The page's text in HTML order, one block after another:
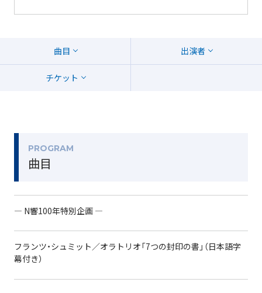
曲目 出演者
チケット
PROGRAM
曲目
― N響100年特別企画 ―
フランツ・シュミット／オラトリオ「7つの封印の書」（日本語字
幕付き）